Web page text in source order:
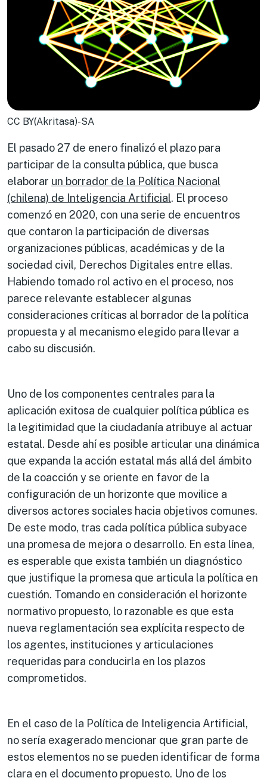
CC BY(Akritasa)-SA
El pasado 27 de enero finalizó el plazo para
participar de la consulta pública, que busca
elaborar un borrador de la Política Nacional
(chilena) de Inteligencia Artificial. El proceso
comenzó en 2020, con una serie de encuentros
que contaron la participación de diversas
organizaciones públicas, académicas y de la
sociedad civil, Derechos Digitales entre ellas.
Habiendo tomado rol activo en el proceso, nos
parece relevante establecer algunas
consideraciones críticas al borrador de la política
propuesta y al mecanismo elegido para llevar a
cabo su discusión.
Uno de los componentes centrales para la
aplicación exitosa de cualquier política pública es
la legitimidad que la ciudadanía atribuye al actuar
estatal. Desde ahí es posible articular una dinámica
que expanda la acción estatal más allá del ámbito
de la coacción y se oriente en favor de la
configuración de un horizonte que movilice a
diversos actores sociales hacia objetivos comunes.
De este modo, tras cada política pública subyace
una promesa de mejora o desarrollo. En esta línea,
es esperable que exista también un diagnóstico
que justifique la promesa que articula la política en
cuestión. Tomando en consideración el horizonte
normativo propuesto, lo razonable es que esta
nueva reglamentación sea explícita respecto de
los agentes, instituciones y articulaciones
requeridas para conducirla en los plazos
comprometidos.
En el caso de la Política de Inteligencia Artificial,
no sería exagerado mencionar que gran parte de
estos elementos no se pueden identificar de forma
clara en el documento propuesto. Uno de los